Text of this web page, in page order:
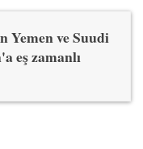
Yemen ve Suudi
eş zamanlı